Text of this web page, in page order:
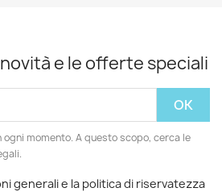
e le offerte speciali
ogni momento. A questo scopo, cerca le
generali e la politica di riservatezza